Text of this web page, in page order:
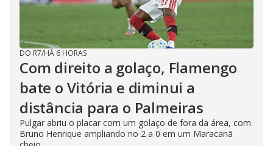
DO R7/HÁ 6 HORAS
Com direito a golaço, Flamengo
bate o Vitória e diminui a
distância para o Palmeiras
Pulgar abriu o placar com um golaço de fora da área, com
Bruno Henrique ampliando no 2 a 0 em um Maracanã